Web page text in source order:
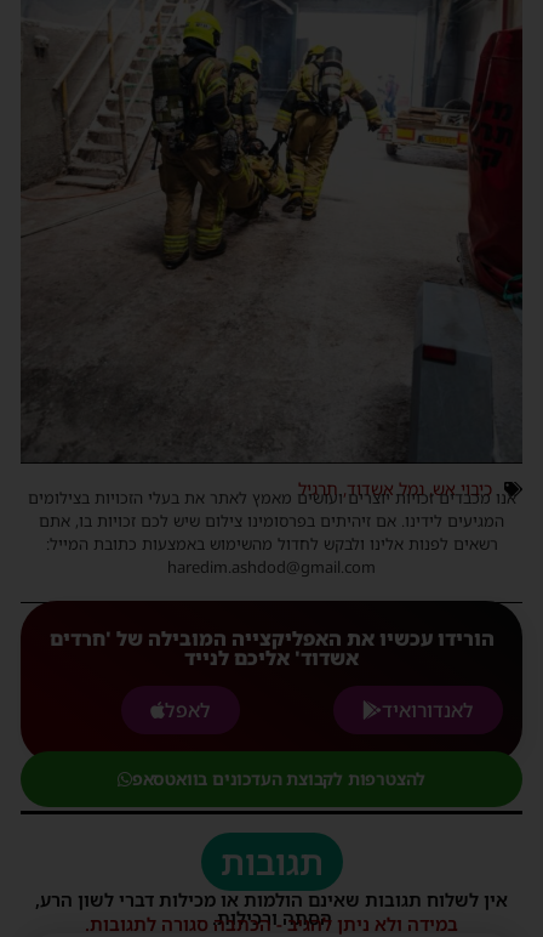
כיבוי אש,נמל אשדוד,תרגיל
אנו מכבדים זכויות יוצרים ועושים מאמץ לאתר את בעלי הזכויות בצילומים
המגיעים לידינו. אם זיהיתים בפרסומינו צילום שיש לכם זכויות בו, אתם
רשאים לפנות אלינו ולבקש לחדול מהשימוש באמצעות כתובת המייל:
haredim.ashdod@gmail.com
הורידו עכשיו את האפליקצייה המובילה של 'חרדים
אשדוד' אליכם לנייד
לאנדורואיד
לאפל
להצטרפות לקבוצת העדכונים בוואטסאפ
תגובות
אין לשלוח תגובות שאינם הולמות או מכילות דברי לשון הרע,
הסתה ורכילות.
במידה ולא ניתן להגיב - הכתבה סגורה לתגובות.